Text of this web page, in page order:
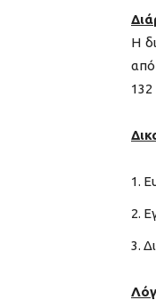
Η
132